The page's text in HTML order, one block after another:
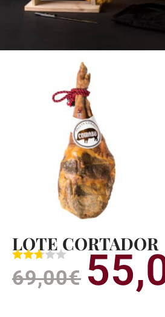
LOTE CORTADOR
69,00€ El
precio